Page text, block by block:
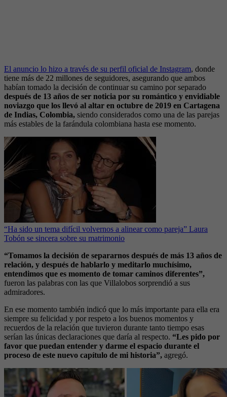
El anuncio lo hizo a través de su perfil oficial de Instagram, donde
tiene más de 22 millones de seguidores, asegurando que ambos
habían tomado la decisión de continuar su camino por separado
después de 13 años de ser noticia por su romántico y envidiable
noviazgo que los llevó al altar en octubre de 2019 en Cartagena
de Indias, Colombia, siendo considerados como una de las parejas
más estables de la farándula colombiana hasta ese momento.
“Ha sido un tema difícil volvernos a alinear como pareja” Laura
Tobón se sincera sobre su matrimonio
“Tomamos la decisión de separarnos después de más 13 años de
relación, y después de hablarlo y meditarlo muchísimo,
entendimos que es momento de tomar caminos diferentes”,
fueron las palabras con las que Villalobos sorprendió a sus
admiradores.
En ese momento también indicó que lo más importante para ella era
siempre su felicidad y por respeto a los buenos momentos y
recuerdos de la relación que tuvieron durante tanto tiempo esas
serían las únicas declaraciones que daría al respecto. “Les pido por
favor que puedan entender y darme el espacio durante el
proceso de este nuevo capítulo de mi historia”, agregó.